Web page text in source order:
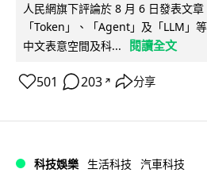
人民網旗下評論於 8 月 6 日發表文
「Token」、「Agent」及「LLM」
中文表意空間及科...
閱讀全文
501 203 ↗ 分享
科技娛樂 生活科技 汽車科技